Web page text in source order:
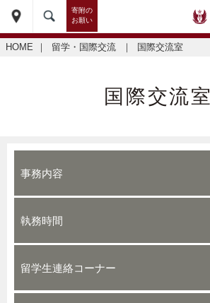
寄附の
お願い
HOME ｜ 留学・国際交流 ｜ 国際交流室
国際交流室
事務内容
執務時間
留学生連絡コーナー